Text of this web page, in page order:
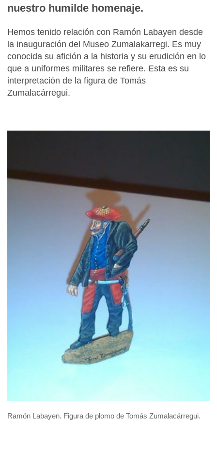
nuestro humilde homenaje.
Hemos tenido relación con Ramón Labayen desde
la inauguración del Museo Zumalakarregi. Es muy
conocida su afición a la historia y su erudición en lo
que a uniformes militares se refiere. Esta es su
interpretación de la figura de Tomás
Zumalacárregui.
Ramón Labayen. Figura de plomo de Tomás Zumalacárregui.